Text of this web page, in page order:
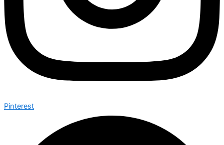
Pinterest